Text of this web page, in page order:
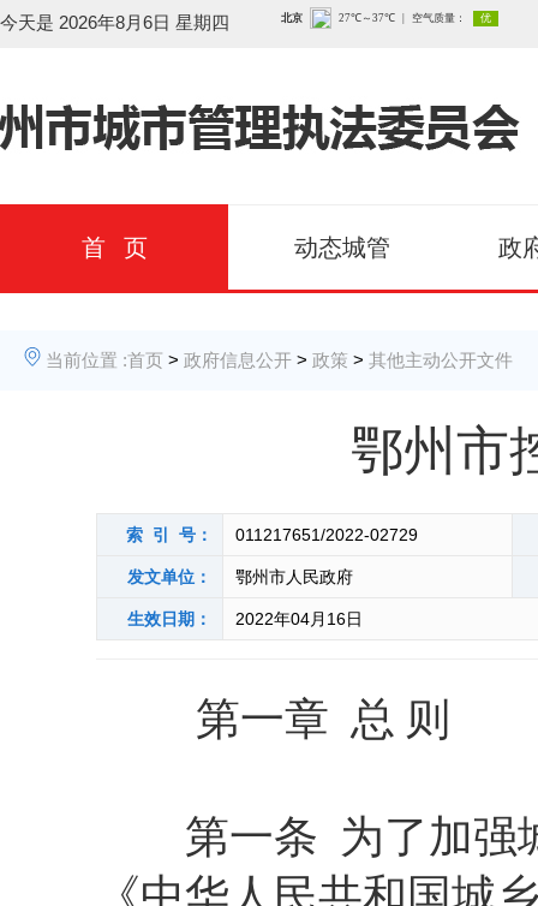
今天是 2026年8月6日 星期四
首 页 动态城管 政
当前位置 :首页 > 政府信息公开 > 政策 > 其他主动公开文件
鄂州市
索 引 号： 011217651/2022-02729
发文单位： 鄂州市人民政府
生效日期： 2022年04月16日
第一章 总 则
第一条 为了加强城
《中华人民共和国城